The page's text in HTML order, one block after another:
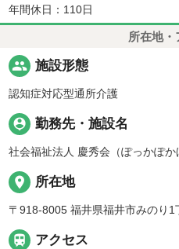
年間休日：110日
所在地・
people 施設形態
認知症対応型通所介護
person_pin 勤務先・施設名
社会福祉法人 慶秀会（ぽっかぽか
place 所在地
〒918-8005 福井県福井市みのり1
 アクセス